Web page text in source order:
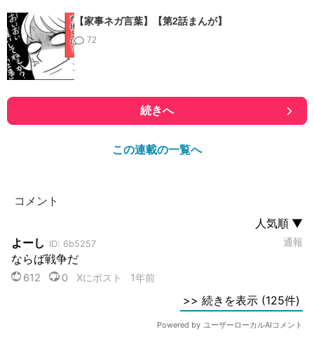
【家事ネガ言葉】【第2話まんが】
72
続きへ
この連載の一覧へ